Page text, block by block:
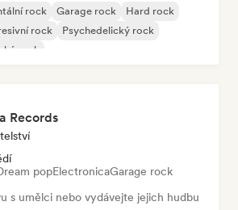
rock Garage rock
Hard rock
rock
Psychedelický rock
rock
Records
popElectronicaGarage rock
s umělci nebo vydávejte jejich hudbu